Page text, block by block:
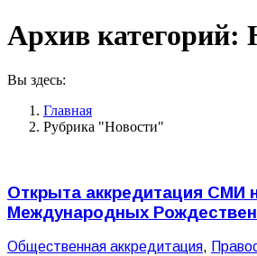
Архив категорий:
Вы здесь:
Главная
Рубрика "Новости"
Открыта аккредитация СМИ
Международных
Общественная аккредитация,